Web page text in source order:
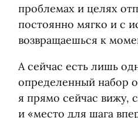
проблемах и целях
постоянно мягко и с
возвращаешься к
А сейчас есть лишь
определенный набор
я прямо сейчас вижу,
и «место для шага